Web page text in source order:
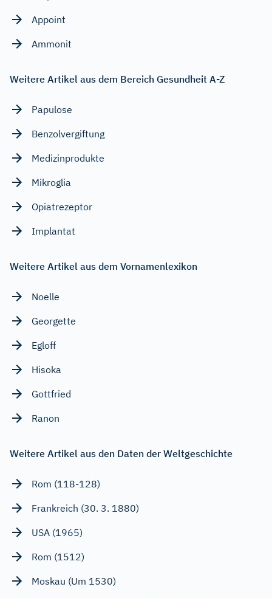
Appoint
Ammonit
Weitere Artikel aus dem Bereich Gesundheit A-Z
Papulose
Benzolvergiftung
Medizinprodukte
Mikroglia
Opiatrezeptor
Implantat
Weitere Artikel aus dem Vornamenlexikon
Noelle
Georgette
Egloff
Hisoka
Gottfried
Ranon
Weitere Artikel aus den Daten der Weltgeschichte
Rom (118-128)
Frankreich (30. 3. 1880)
USA (1965)
Rom (1512)
Moskau (Um 1530)